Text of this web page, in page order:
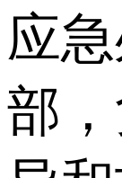
应
部